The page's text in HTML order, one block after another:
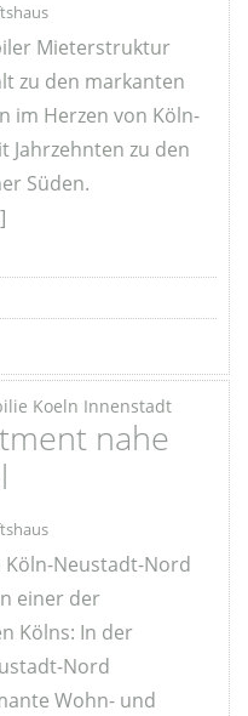
Mieterstruktur
zu den markanten
im Herzen von Köln-
Jahrzehnten zu den
Süden.
nahe
Neustadt-Nord
einer der
Kölns: In der
Nord
Wohn- und